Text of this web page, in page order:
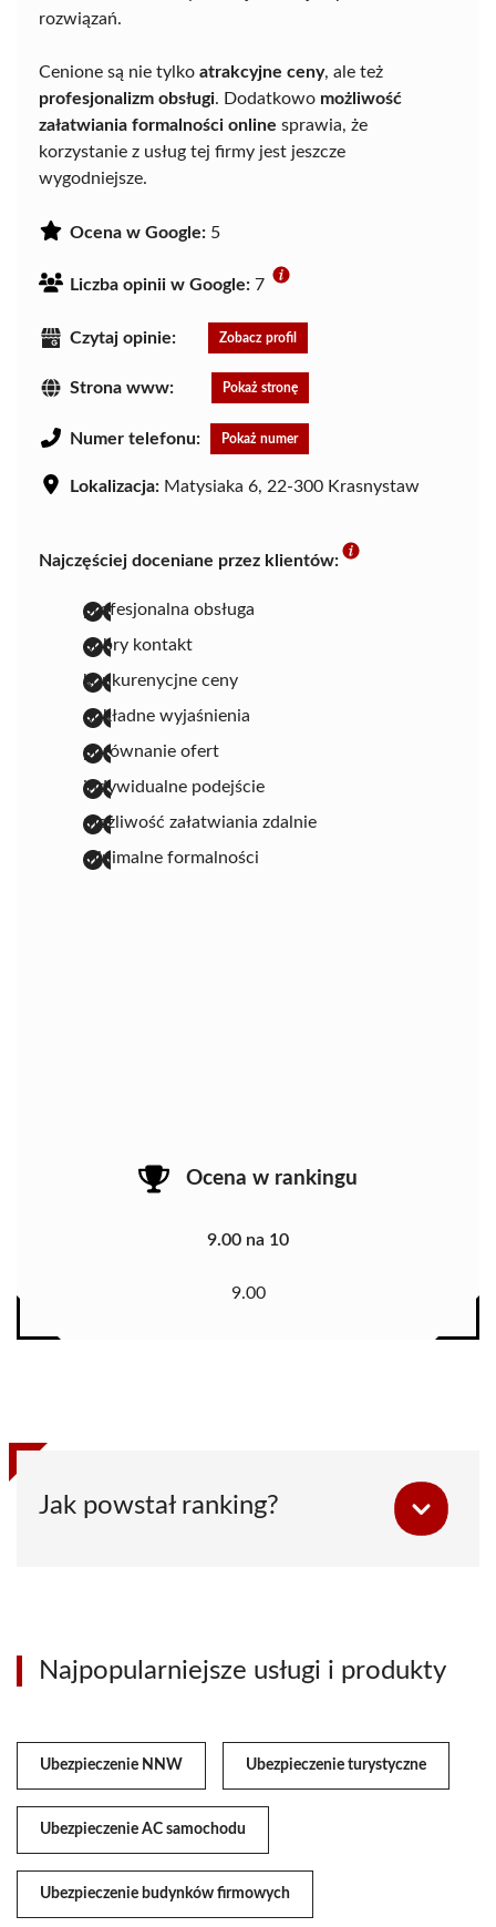
rozwiązań.
Cenione są nie tylko atrakcyjne ceny, ale też
profesjonalizm obsługi. Dodatkowo możliwość
załatwiania formalności online sprawia, że
korzystanie z usług tej firmy jest jeszcze
wygodniejsze.
Ocena w Google: 5
Liczba opinii w Google: 7
Czytaj opinie: Zobacz profil
Strona www: Pokaż stronę
Numer telefonu: Pokaż numer
Lokalizacja: Matysiaka 6, 22-300 Krasnystaw
Najczęściej doceniane przez klientów:
profesjonalna obsługa
dobry kontakt
konkurenycjne ceny
dokładne wyjaśnienia
porównanie ofert
indywidualne podejście
możliwość załatwiania zdalnie
minimalne formalności
Ocena w rankingu
9.00 na 10
9.00
Jak powstał ranking?
Najpopularniejsze usługi i produkty
Ubezpieczenie NNW Ubezpieczenie turystyczne
Ubezpieczenie AC samochodu
Ubezpieczenie budynków firmowych